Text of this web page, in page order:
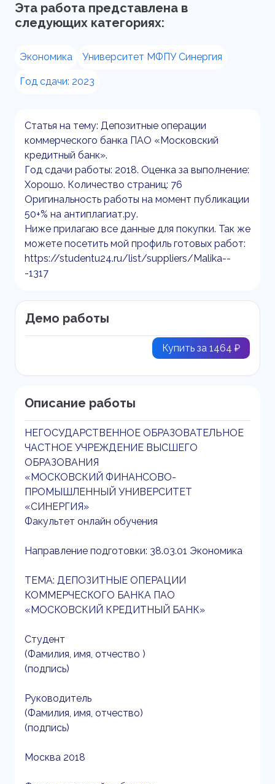
Эта работа представлена в
следующих категориях:
Экономика Университет МФПУ Синергия
Год сдачи: 2023
Статья на тему: Депозитные операции
коммерческого банка ПАО «Московский
кредитный банк».
Год сдачи работы: 2018. Оценка за выполнение:
Хорошо. Количество страниц: 76
Оригинальность работы на момент публикации
50+% на антиплагиат.ру.
Ниже прилагаю все данные для покупки. Так же
можете посетить мой профиль готовых работ:
https://studentu24.ru/list/suppliers/Malika--
-1317
Демо работы
Купить за 1464 ₽
Описание работы
НЕГОСУДАРСТВЕННОЕ ОБРАЗОВАТЕЛЬНОЕ
ЧАСТНОЕ УЧРЕЖДЕНИЕ ВЫСШЕГО
ОБРАЗОВАНИЯ
«МОСКОВСКИЙ ФИНАНСОВО-
ПРОМЫШЛЕННЫЙ УНИВЕРСИТЕТ
«СИНЕРГИЯ»
Факультет онлайн обучения
Направление подготовки: 38.03.01 Экономика
ТЕМА: ДЕПОЗИТНЫЕ ОПЕРАЦИИ
КОММЕРЧЕСКОГО БАНКА ПАО
«МОСКОВСКИЙ КРЕДИТНЫЙ БАНК»
Студент
(Фамилия, имя, отчество )
(подпись)
Руководитель
(Фамилия, имя, отчество)
(подпись)
Москва 2018